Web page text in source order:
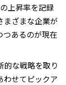
上昇率を記録
まざまな企業が
つあるのが現在
的な戦略を取り
わせてピックア